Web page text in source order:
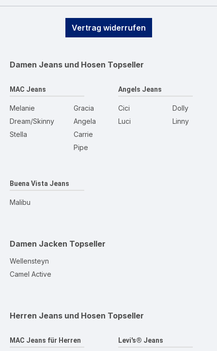
Vertrag widerrufen
Damen Jeans und Hosen Topseller
MAC Jeans
Melanie
Dream/Skinny
Stella
Gracia
Angela
Carrie
Pipe
Angels Jeans
Cici
Luci
Dolly
Linny
Buena Vista Jeans
Malibu
Damen Jacken Topseller
Wellensteyn
Camel Active
Herren Jeans und Hosen Topseller
MAC Jeans für Herren Levi's® Jeans